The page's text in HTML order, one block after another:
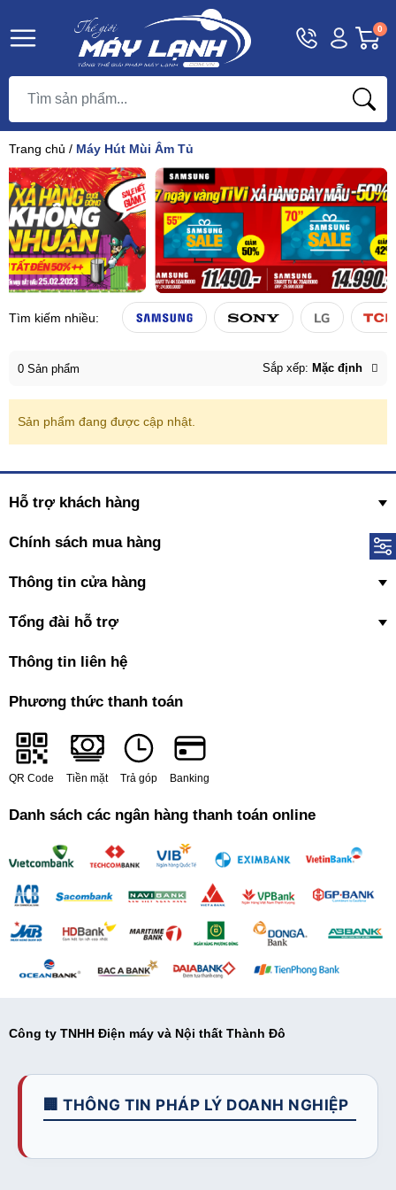
Hotline
1800
Tài
khoản
Khách
0
Trang chủ / Máy Hút Mùi Âm Tủ
Tìm kiếm nhiều:
0 Sản phẩm Sắp xếp: Mặc định
Sản phẩm đang được cập nhật.
Hỗ trợ khách hàng
Chính sách mua hàng
Thông tin cửa hàng
Tổng đài hỗ trợ
Thông tin liên hệ
Phương thức thanh toán
QR Code Tiền mặt Trả góp Banking
Danh sách các ngân hàng thanh toán online
Công ty TNHH Điện máy và Nội thất Thành Đô
🏢 THÔNG TIN PHÁP LÝ DOANH NGHIỆP